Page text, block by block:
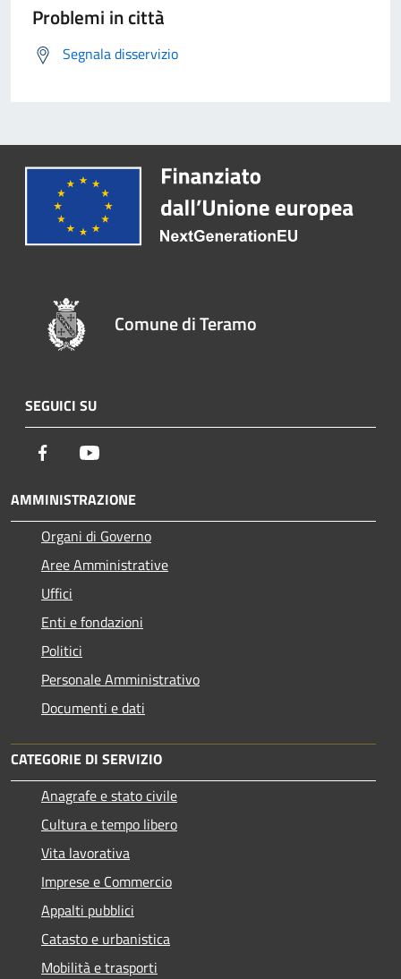
Problemi in città
Segnala disservizio
Comune di Teramo
SEGUICI SU
Facebook
AMMINISTRAZIONE
Organi di Governo
Aree Amministrative
Uffici
Enti e fondazioni
Politici
Personale Amministrativo
Documenti e dati
CATEGORIE DI SERVIZIO
Anagrafe e stato civile
Cultura e tempo libero
Vita lavorativa
Imprese e Commercio
Appalti pubblici
Catasto e urbanistica
Mobilità e trasporti